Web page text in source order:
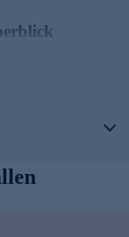
und Torten